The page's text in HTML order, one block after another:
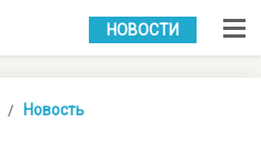
УКР РУС
НОВОСТИ
Новость